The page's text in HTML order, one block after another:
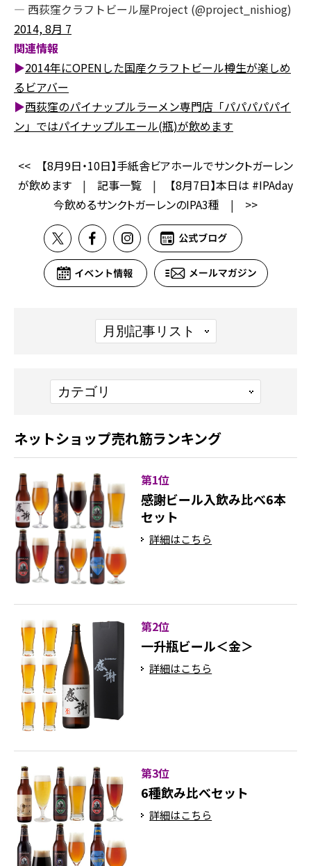
— 西荻窪クラフトビール屋Project (@project_nishiog)
2014, 8月 7
関連情報
▶2014年にOPENした国産クラフトビール樽生が楽しめ
るビアバー
▶西荻窪のパイナップルラーメン専門店「パパパパパイ
ン」ではパイナップルエール(瓶)が飲めます
<<
【8月9日・10日】手紙舎ビアホールでサンクトガーレン
が飲めます | 記事一覧 |
【8月7日】本日は #IPAday
今飲めるサンクトガーレンのIPA3種 | >>
ネットショップ売れ筋ランキング
第1位
感謝ビール入飲み比べ6本
セット
詳細はこちら
第2位
一升瓶ビール＜金＞
詳細はこちら
第3位
6種飲み比べセット
詳細はこちら